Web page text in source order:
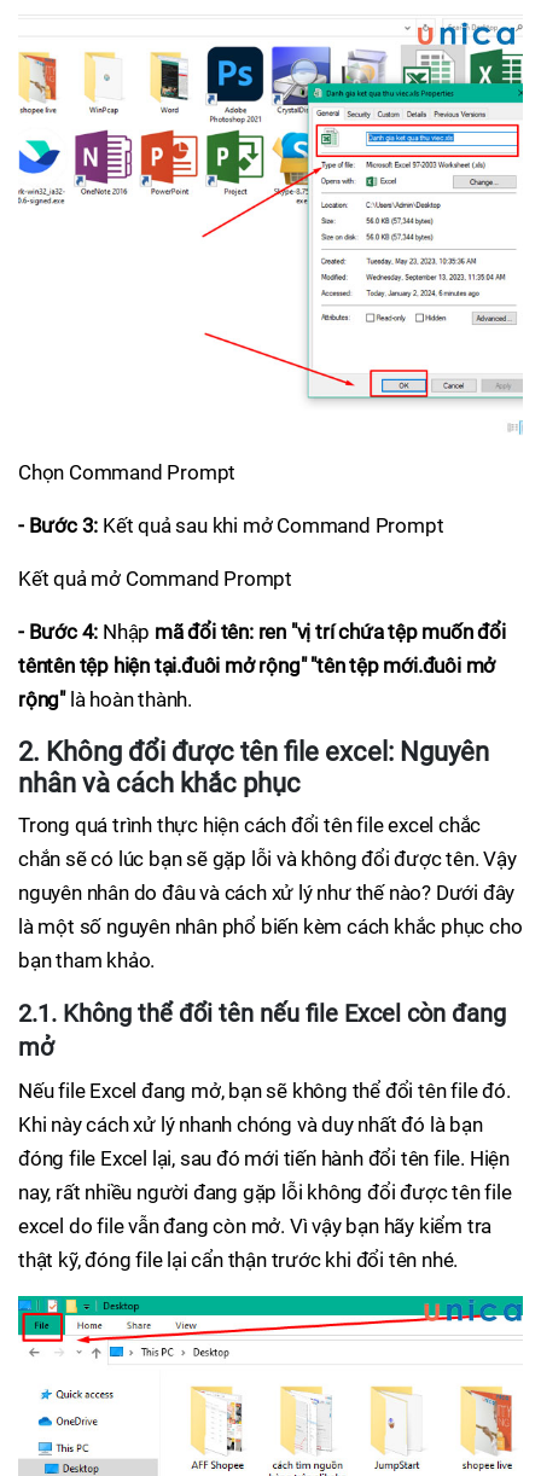
Chọn Command Prompt
- Bước 3: Kết quả sau khi mở Command Prompt
Kết quả mở Command Prompt
- Bước 4: Nhập mã đổi tên: ren "vị trí chứa tệp muốn đổi
têntên tệp hiện tại.đuôi mở rộng" "tên tệp mới.đuôi mở
rộng"là hoàn thành.
2. Không đổi được tên file excel: Nguyên
nhân và cách khắc phục
Trong quá trình thực hiện cách đổi tên file excel chắc
chắn sẽ có lúc bạn sẽ gặp lỗi và không đổi được tên. Vậy
nguyên nhân do đâu và cách xử lý như thế nào? Dưới đây
là một số nguyên nhân phổ biến kèm cách khắc phục cho
bạn tham khảo.
2.1. Không thể đổi tên nếu file Excel còn đang
mở
Nếu file Excel đang mở, bạn sẽ không thể đổi tên file đó.
Khi này cách xử lý nhanh chóng và duy nhất đó là bạn
đóng file Excel lại, sau đó mới tiến hành đổi tên file. Hiện
nay, rất nhiều người đang gặp lỗi không đổi được tên file
excel do file vẫn đang còn mở. Vì vậy bạn hãy kiểm tra
thật kỹ, đóng file lại cẩn thận trước khi đổi tên nhé.